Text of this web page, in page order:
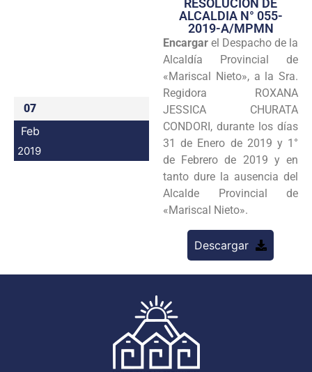
Transparencia
Seguridad
Programas
07
Feb
2019
ALCALDIA N° 055-
2019-A/MPMN
Encargar el Despacho de la
Alcaldía Provincial de
«Mariscal Nieto», a la Sra.
Regidora ROXANA
JESSICA CHURATA
CONDORI, durante los días
31 de Enero de 2019 y 1°
de Febrero de 2019 y en
tanto dure la ausencia del
Alcalde Provincial de
«MariscaI Nieto».
Descargar